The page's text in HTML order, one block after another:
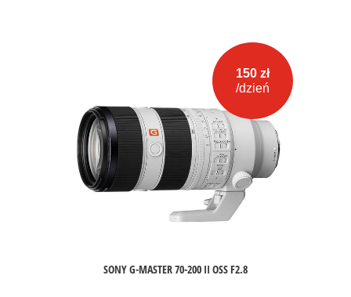
150 zł
/dzień
SONY G-MASTER 70-200 II OSS F2.8